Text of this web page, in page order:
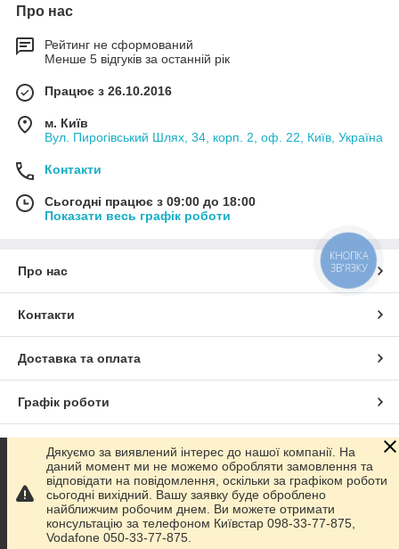
Про нас
Рейтинг не сформований
Менше 5 відгуків за останній рік
Працює з 26.10.2016
м. Київ
Вул. Пирогівський Шлях, 34, корп. 2, оф. 22, Київ, Україна
Контакти
Сьогодні працює з 09:00 до 18:00
Показати весь графік роботи
Про нас
Контакти
Доставка та оплата
Графік роботи
Повна версія сайту
Сайт створено на маркетплейсі Prom.ua
Політика конфіденційності
Дякуємо за виявлений інтерес до нашої компанії. На
даний момент ми не можемо обробляти замовлення та
відповідати на повідомлення, оскільки за графіком роботи
сьогодні вихідний. Вашу заявку буде оброблено
найближчим робочим днем. Ви можете отримати
консультацію за телефоном Київстар 098-33-77-875,
Vodafone 050-33-77-875.
КНОПКА
ЗВ'ЯЗКУ